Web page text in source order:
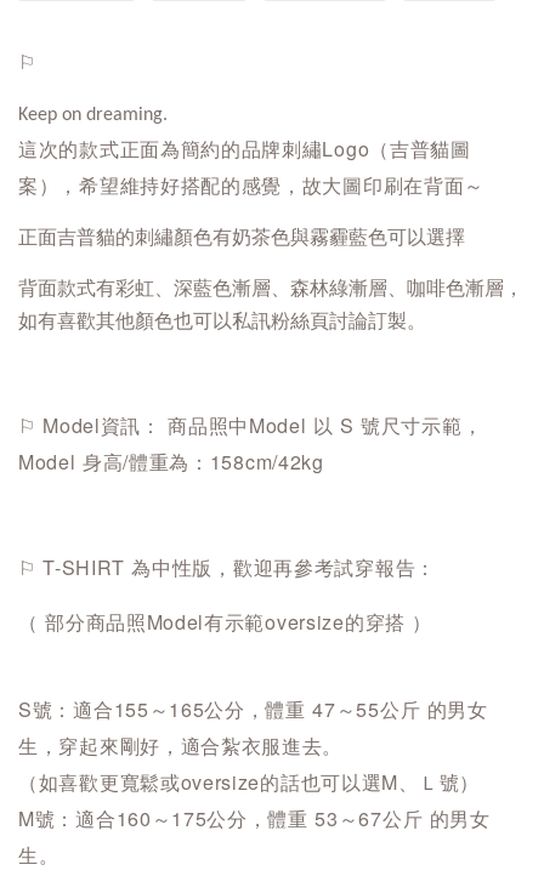
⚐
Keep on dreaming.
這次的款式正面為簡約的品牌刺繡Logo（吉普貓圖
案），希望維持好搭配的感覺，故大圖印刷在背面～
正面吉普貓的刺繡顏色有奶茶色與霧霾藍色可以選擇
背面款式有彩虹、深藍色漸層、森林綠漸層、咖啡色漸層，
如有喜歡其他顏色也可以私訊粉絲頁討論訂製。
⚐ Model資訊： 商品照中Model 以 S 號尺寸示範，
Model 身高/體重為：158cm/42kg
⚐ T-SHIRT 為中性版，歡迎再參考試穿報告：
（ 部分商品照Model有示範oversize的穿搭 ）
S號：適合155～165公分，體重 47～55公斤 的男女
生，穿起來剛好，適合紮衣服進去。
（如喜歡更寬鬆或oversize的話也可以選M、Ｌ號）
M號：適合160～175公分，體重 53～67公斤 的男女
生。